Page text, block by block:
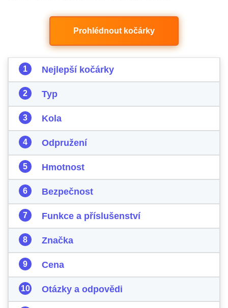
Prohlédnout kočárky
Nejlepší kočárky
Typ
Kola
Odpružení
Hmotnost
Bezpečnost
Funkce a příslušenství
Značka
Cena
Otázky a odpovědi